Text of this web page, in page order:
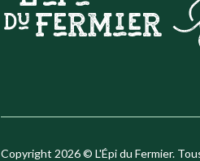
Copyright 2026 © L'Épi du Fermier.